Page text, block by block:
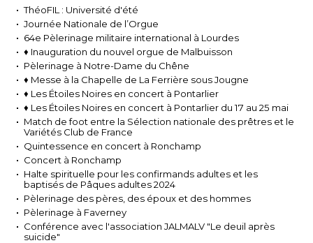
ThéoFIL : Université d'été
Journée Nationale de l’Orgue
64e Pèlerinage militaire international à Lourdes
♦ Inauguration du nouvel orgue de Malbuisson
Pèlerinage à Notre-Dame du Chêne
♦ Messe à la Chapelle de La Ferrière sous Jougne
♦ Les Étoiles Noires en concert à Pontarlier
♦ Les Étoiles Noires en concert à Pontarlier du 17 au 25 mai
Match de foot entre la Sélection nationale des prêtres et le
Variétés Club de France
Quintessence en concert à Ronchamp
Concert à Ronchamp
Halte spirituelle pour les confirmands adultes et les
baptisés de Pâques adultes 2024
Pèlerinage des pères, des époux et des hommes
Pèlerinage à Faverney
Conférence avec l'association JALMALV "Le deuil après
suicide"